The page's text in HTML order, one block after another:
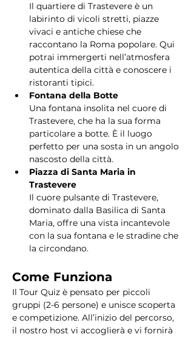
Il quartiere di Trastevere è un
labirinto di vicoli stretti, piazze
vivaci e antiche chiese che
raccontano la Roma popolare. Qui
potrai immergerti nell’atmosfera
autentica della città e conoscere i
ristoranti tipici.
Fontana della Botte
Una fontana insolita nel cuore di
Trastevere, che ha la sua forma
particolare a botte. È il luogo
perfetto per una sosta in un angolo
nascosto della città.
Piazza di Santa Maria in
Trastevere
Il cuore pulsante di Trastevere,
dominato dalla Basilica di Santa
Maria, offre una vista incantevole
con la sua fontana e le stradine che
la circondano.
Come Funziona
Il Tour Quiz è pensato per piccoli
gruppi (2-6 persone) e unisce scoperta
e competizione. All’inizio del percorso,
il nostro host vi accoglierà e vi fornirà